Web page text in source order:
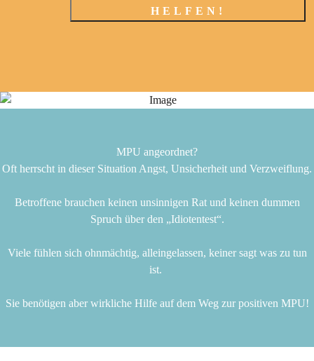
HELFEN!
MPU angeordnet?
Oft herrscht in dieser Situation Angst, Unsicherheit und Verzweiflung.
Betroffene brauchen keinen unsinnigen Rat und keinen dummen
Spruch über den „Idiotentest“.
Viele fühlen sich ohnmächtig, alleingelassen, keiner sagt was zu tun
ist.
Sie benötigen aber wirkliche Hilfe auf dem Weg zur positiven MPU!